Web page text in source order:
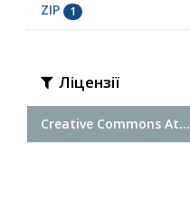
ZIP 1
Ліцензії
Creative Commons At...